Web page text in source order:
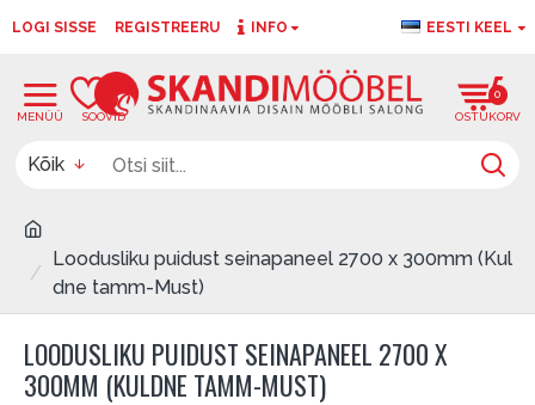
LOGI SISSE REGISTREERU INFO EESTI KEEL
0
Kõik
Loodusliku puidust seinapaneel 2700 x 300mm (Kul
dne tamm-Must)
LOODUSLIKU PUIDUST SEINAPANEEL 2700 X
300MM (KULDNE TAMM-MUST)